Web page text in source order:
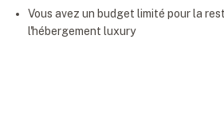
Vous avez un budget limité pour la
l'hébergement luxury